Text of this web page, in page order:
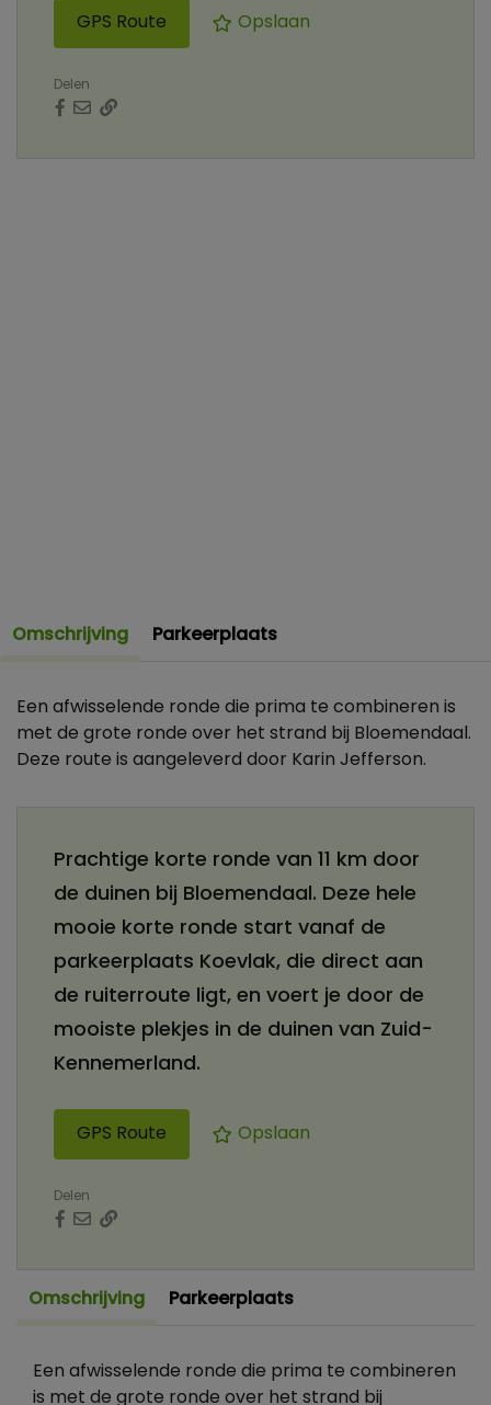
GPS Route Opslaan
Delen
Omschrijving Parkeerplaats
Een afwisselende ronde die prima te combineren is
met de grote ronde over het strand bij Bloemendaal.
Deze route is aangeleverd door Karin Jefferson.
Prachtige korte ronde van 11 km door
de duinen bij Bloemendaal. Deze hele
mooie korte ronde start vanaf de
parkeerplaats Koevlak, die direct aan
de ruiterroute ligt, en voert je door de
mooiste plekjes in de duinen van Zuid-
Kennemerland.
GPS Route Opslaan
Delen
Omschrijving Parkeerplaats
Een afwisselende ronde die prima te combineren
is met de grote ronde over het strand bij